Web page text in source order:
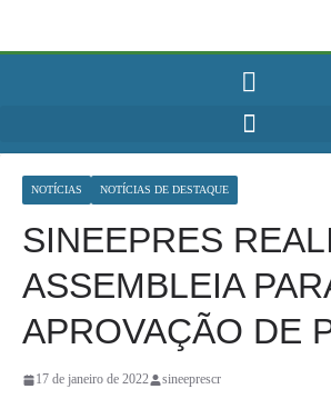
NOTÍCIAS NOTÍCIAS DE DESTAQUE
SINEEPRES
ASSEMBLEIA
APROVAÇÃO DE
17 de janeiro de 2022 sineeprescr